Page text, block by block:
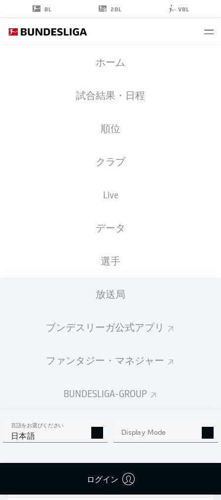
BL 2BL VBL
ホーム
試合結果・日程
順位
クラブ
Live
データ
選手
放送局
ブンデスリーガ公式アプリ
ファンタジー・マネジャー
BUNDESLIGA-GROUP
言語をお選びください
日本語 Display Mode
ログイン
28.09.1997
2026/2027
統計 シーズン 2026/2027
AERIAL DUELS
WON